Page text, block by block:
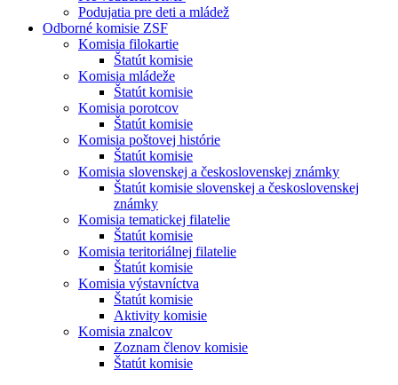
Podujatia pre deti a mládež
Odborné komisie ZSF
Komisia filokartie
Štatút komisie
Komisia mládeže
Štatút komisie
Komisia porotcov
Štatút komisie
Komisia poštovej histórie
Štatút komisie
Komisia slovenskej a československej známky
Štatút komisie slovenskej a československej
známky
Komisia tematickej filatelie
Štatút komisie
Komisia teritoriálnej filatelie
Štatút komisie
Komisia výstavníctva
Štatút komisie
Aktivity komisie
Komisia znalcov
Zoznam členov komisie
Štatút komisie